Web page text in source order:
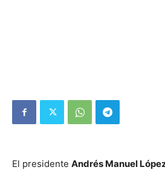
El presidente Andrés Manuel